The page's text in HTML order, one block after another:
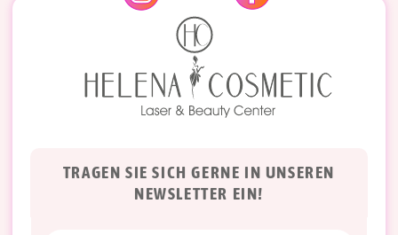
TRAGEN SIE SICH GERNE IN UNSEREN
NEWSLETTER EIN!